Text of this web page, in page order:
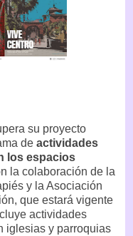
su proyecto
de actividades
los espacios
la colaboración de la
y la Asociación
que estará vigente
actividades
iglesias y parroquias